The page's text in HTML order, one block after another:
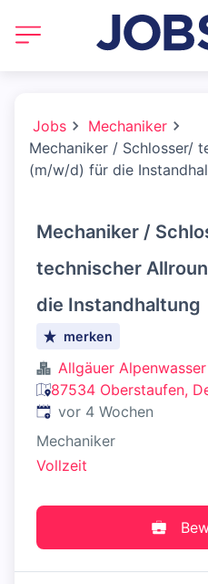
Jobs
Mechaniker
Mechaniker / Schlosser/
(m/w/d) für die
Mechaniker /
technischer
die Instandhaltung
merken
Allgäuer
87534 Oberstaufen,
Veröffentlicht:
vor 4 Wochen
Mechaniker
Vollzeit